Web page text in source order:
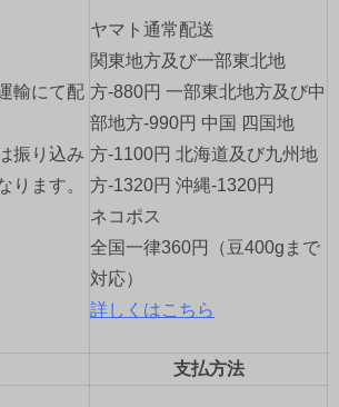
輸にて配
振り込み
ります。
ヤマト通常配送
関東地方及び一部東北地
方-880円 一部東北地方及び中
部地方-990円 中国 四国地
方-1100円 北海道及び九州地
方-1320円 沖縄-1320円
ネコポス
全国一律360円（豆400gまで
対応）
詳しくはこちら
支払方法